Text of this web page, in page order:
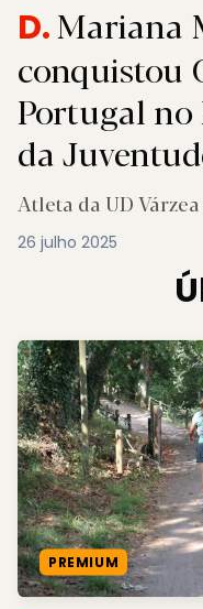
D.Mariana
conquistou
Portugal no
da
Atleta da UD
26 julho 2025
PREMIUM